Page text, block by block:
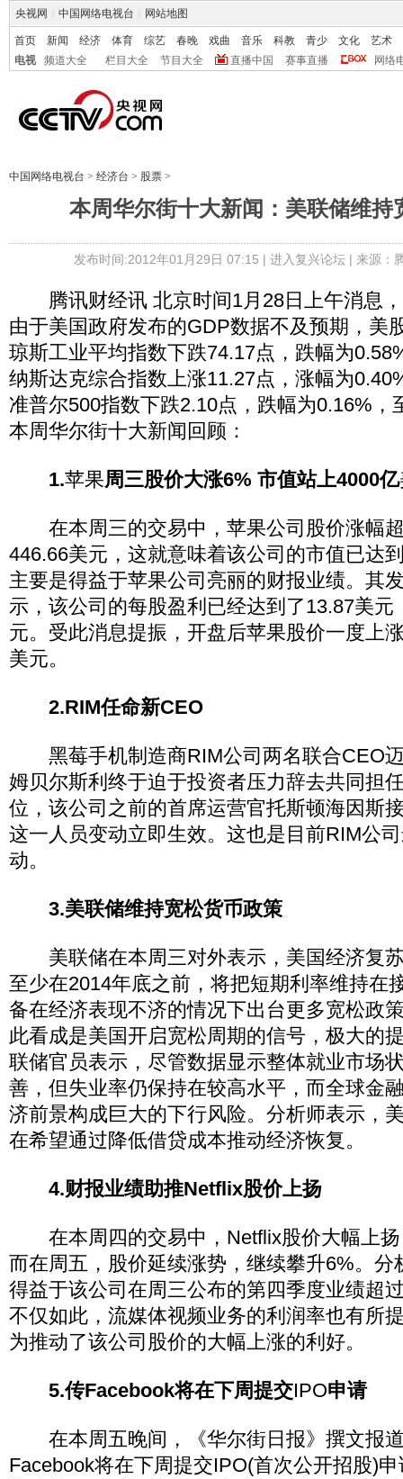
央视网 中国网络电视台 网站地图
首页 新闻 经济 体育 综艺 春晚 戏曲 音乐 科教 青少 文化
艺术
电视
频道大全 栏目大全 节目大全 直播中国 赛事直播 网络
中国网络电视台 > 经济台 > 股票 >
本周华尔街十大新闻：美联储维持
发布时间:2012年01月29日 07:15 | 进入复兴论坛| 来源：
腾讯财经讯 北京时间1月28日上午消息，
由于美国政府发布的GDP数据不及预期，美
琼斯工业平均指数下跌74.17点，跌幅为
纳斯达克综合指数上涨11.27点，涨幅为
准普尔500指数下跌2.10点，跌幅为0.16%，
本周华尔街十大新闻回顾：
1.苹果周三股价大涨6% 市值站上4000亿
在本周三的交易中，苹果公司股价涨幅
446.66美元，这就意味着该公司的市值已达
主要是得益于苹果公司亮丽的财报业绩。其
示，该公司的每股盈利已经达到了13.87美元
元。受此消息提振，开盘后苹果股价一度上
美元。
2.RIM任命新CEO
黑莓手机制造商RIM公司两名联合CEO
姆贝尔斯利终于迫于投资者压力辞去共同担
位，该公司之前的首席运营官托斯顿海因斯
这一人员变动立即生效。这也是目前RIM公
动。
3.美联储维持宽松货币政策
美联储在本周三对外表示，美国经济复
至少在2014年底之前，将把短期利率维持在
备在经济表现不济的情况下出台更多宽松政
此看成是美国开启宽松周期的信号，极大的
联储官员表示，尽管数据显示整体就业市场
善，但失业率仍保持在较高水平，而全球金
济前景构成巨大的下行风险。分析师表示，
在希望通过降低借贷成本推动经济恢复。
4.财报业绩助推Netflix股价上扬
在本周四的交易中，Netflix股价大幅上扬
而在周五，股价延续涨势，继续攀升6%。分
得益于该公司在周三公布的第四季度业绩超
不仅如此，流媒体视频业务的利润率也有所
为推动了该公司股价的大幅上涨的利好。
5.传Facebook将在下周提交IPO申请
在本周五晚间，《华尔街日报》撰文报
Facebook将在下周提交IPO(首次公开招股)